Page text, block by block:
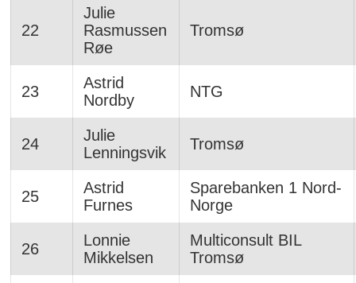
22
Julie
Rasmussen
Røe
Tromsø
23
Astrid
Nordby
NTG
24
Julie
Lenningsvik
Tromsø
25
Astrid
Furnes
Sparebanken 1 Nord-
Norge
26
Lonnie
Mikkelsen
Multiconsult BIL
Tromsø